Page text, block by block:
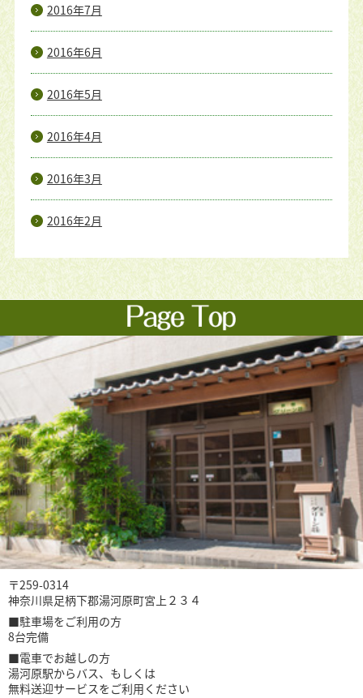
2016年7月
2016年6月
2016年5月
2016年4月
2016年3月
2016年2月
〒259-0314
神奈川県足柄下郡湯河原町宮上２３４
■駐車場をご利用の方
8台完備
■電車でお越しの方
湯河原駅からバス、もしくは
無料送迎サービスをご利用ください